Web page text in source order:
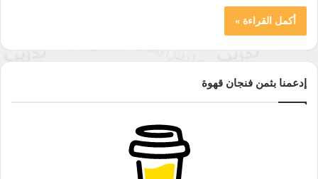
أكمل القراءة »
إدعمنا بثمن فنجان قهوة